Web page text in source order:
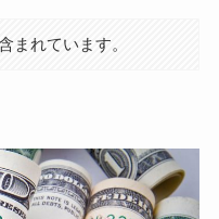
まれています。